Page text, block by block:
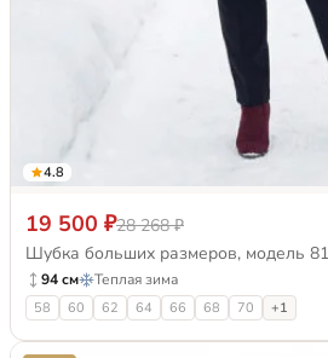
4.8
19 500 ₽28 268 ₽
Шубка больших размеров, модель
94 см Теплая зима
58 60 62 64 66 68 70 +1